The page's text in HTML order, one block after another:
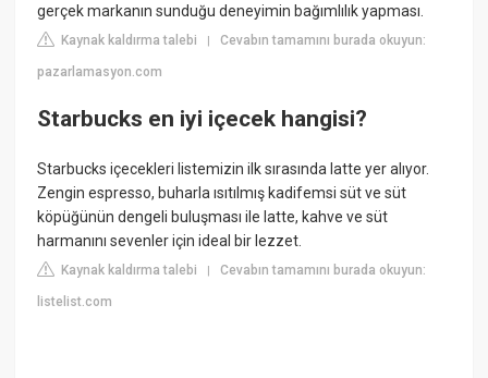
gerçek markanın sunduğu deneyimin bağımlılık yapması.
Kaynak kaldırma talebi |Cevabın tamamını burada okuyun:
pazarlamasyon.com
Starbucks en iyi içecek hangisi?
Starbucks içecekleri listemizin ilk sırasında latte yer alıyor.
Zengin espresso, buharla ısıtılmış kadifemsi süt ve süt
köpüğünün dengeli buluşması ile latte, kahve ve süt
harmanını sevenler için ideal bir lezzet.
Kaynak kaldırma talebi |Cevabın tamamını burada okuyun:
listelist.com